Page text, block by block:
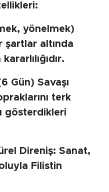
yönelmek)
şartlar altında
Gün) Savaşı
terk
gösterdikleri
Direniş: Sanat,
Filistin